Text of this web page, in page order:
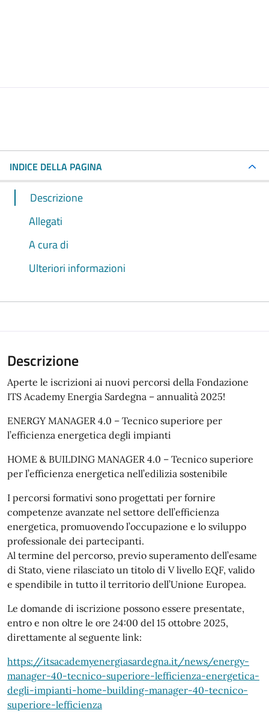
INDICE DELLA PAGINA
Descrizione
Allegati
A cura di
Ulteriori informazioni
Descrizione
Aperte le iscrizioni ai nuovi percorsi della Fondazione
ITS Academy Energia Sardegna – annualità 2025!
ENERGY MANAGER 4.0 – Tecnico superiore per
l’efficienza energetica degli impianti
HOME & BUILDING MANAGER 4.0 – Tecnico superiore
per l’efficienza energetica nell’edilizia sostenibile
I percorsi formativi sono progettati per fornire
competenze avanzate nel settore dell’efficienza
energetica, promuovendo l’occupazione e lo sviluppo
professionale dei partecipanti.
Al termine del percorso, previo superamento dell’esame
di Stato, viene rilasciato un titolo di V livello EQF, valido
e spendibile in tutto il territorio dell’Unione Europea.
Le domande di iscrizione possono essere presentate,
entro e non oltre le ore 24:00 del 15 ottobre 2025,
direttamente al seguente link:
https://itsacademyenergiasardegna.it/news/energy-
manager-40-tecnico-superiore-lefficienza-energetica-
degli-impianti-home-building-manager-40-tecnico-
superiore-lefficienza